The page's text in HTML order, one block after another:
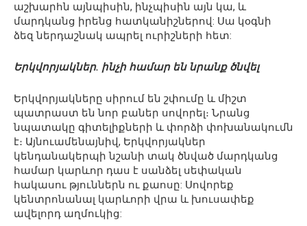
աշխարհն այնպիսին, ինչպիսին այն կա, և
մարդկանց իրենց հատկանիշներով: Սա կօգնի
ձեզ ներդաշնակ ապրել ուրիշների հետ:
Երկվորյակներ. ինչի համար են նրանք ծնվել
Երկվորյակները սիրում են շփումը և միշտ
պատրաստ են նոր բաներ սովորել։ Նրանց
նպատակը գիտելիքների և փորձի փոխանակումն
է։ Այնուամենայնիվ, Երկվորյակներ
կենդանակերպի նշանի տակ ծնված մարդկանց
համար կարևոր դաս է սանձել սեփական
հակասու թյուններն ու քաոսը: Սովորեք
կենտրոնանալ կարևորի վրա և խուսափեք
ավելորդ աղմուկից: